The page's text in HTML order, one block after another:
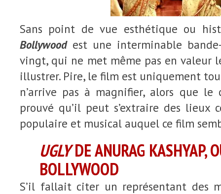
Sans point de vue esthétique ou
Bollywoodest une interminable bande-
vingt, qui ne met même pas en valeur
illustrer. Pire, le film est uniquement
n’arrive pas à magnifier, alors que
prouvé qu’il peut s’extraire des lieux
populaire et musical auquel ce film
UGLYDE ANURAG KASHYAP,
BOLLYWOOD
S’il fallait citer un représentant des